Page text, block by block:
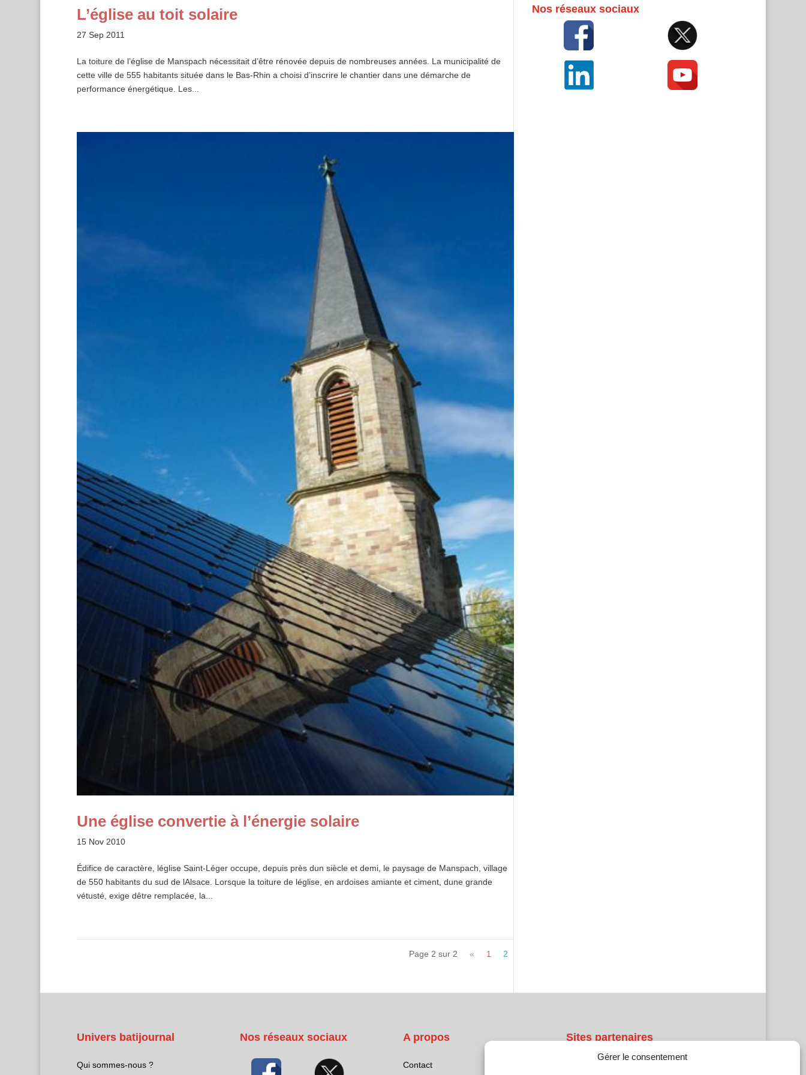
Gérer le consentement
L’église au toit solaire
27 Sep 2011
La toiture de l’église de Manspach nécessitait d’être rénovée depuis de nombreuses années. La municipalité de
cette ville de 555 habitants située dans le Bas-Rhin a choisi d’inscrire le chantier dans une démarche de
performance énergétique. Les...
Une église convertie à l’énergie solaire
15 Nov 2010
Édifice de caractère, léglise Saint-Léger occupe, depuis près dun siècle et demi, le paysage de Manspach, village
de 550 habitants du sud de lAlsace. Lorsque la toiture de léglise, en ardoises amiante et ciment, dune grande
vétusté, exige dêtre remplacée, la...
Page 2 sur 2 « 1 2
Nos réseaux sociaux
Univers batijournal
Qui sommes-nous ?
Nos réseaux sociaux A propos
Contact
Sites partenaires